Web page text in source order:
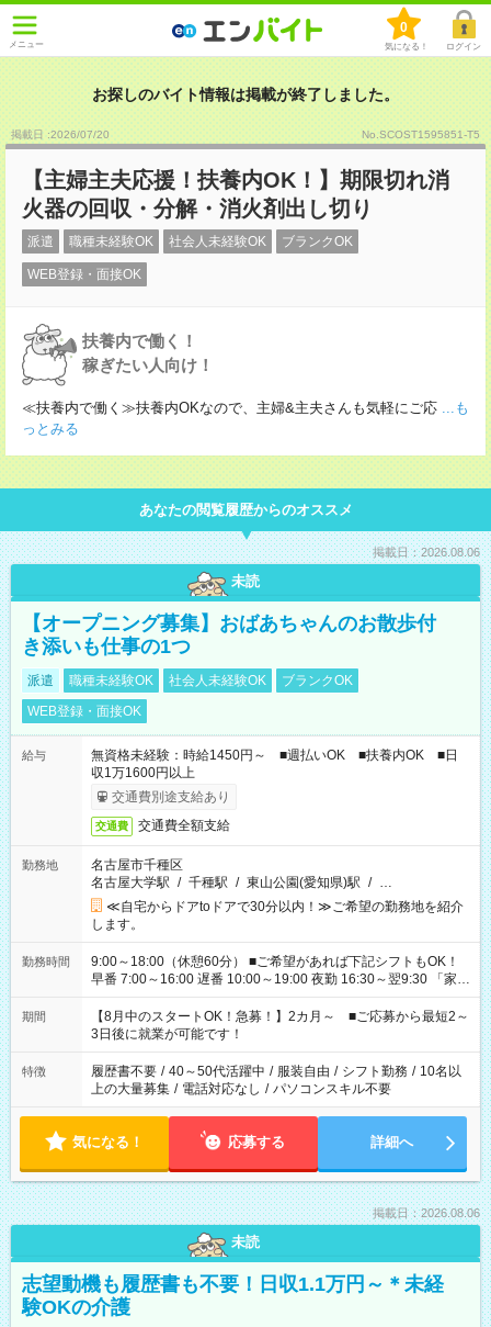
メニュー
0
気になる！ ログイン
お探しのバイト情報は掲載が終了しました。
掲載日 :2026/07/20 No.SCOST1595851-T5
【主婦主夫応援！扶養内OK！】期限切れ消
火器の回収・分解・消火剤出し切り
派遣 職種未経験OK 社会人未経験OK ブランクOK
WEB登録・面接OK
扶養内で働く！
稼ぎたい人向け！
≪扶養内で働く≫扶養内OKなので、主婦&主夫さんも気軽にご応 ...も
っとみる
あなたの閲覧履歴からのオススメ
掲載日：2026.08.06
未読
【オープニング募集】おばあちゃんのお散歩付
き添いも仕事の1つ
派遣 職種未経験OK 社会人未経験OK
ブランクOK
WEB登録・面接OK
給与
無資格未経験：時給1450円～ ■週払いOK ■扶養内OK ■日
収1万1600円以上
交通費別途支給あり
交通費 交通費全額支給
勤務地
名古屋市千種区
名古屋大学駅 / 千種駅 / 東山公園(愛知県)駅 / …
≪自宅からドアtoドアで30分以内！≫ご希望の勤務地を紹介
します。
勤務時間
9:00～18:00（休憩60分） ■ご希望があれば下記シフトもOK！
早番 7:00～16:00 遅番 10:00～19:00 夜勤 16:30～翌9:30 「家族
と休みを合わせたい」 「余裕を持って夕飯の準備がしたい」
「できれば残業はしたくない」 など、ご希望を教えてください
ね。 ※Wワーク希望の方へ 今ご覧のお仕事で希望する勤務時間
と、もう1つのお仕事の勤務時間。 合計で週40時間を超える場
合は応募できません。
期間
【8月中のスタートOK！急募！】2カ月～ ■ご応募から最短2～
3日後に就業が可能です！
特徴 履歴書不要 / 40～50代活躍中 / 服装自由 / シフト勤務 / 10名以
上の大量募集 / 電話対応なし / パソコンスキル不要
気になる！ 応募する 詳細へ
掲載日：2026.08.06
未読
志望動機も履歴書も不要！日収1.1万円～＊未経
験OKの介護